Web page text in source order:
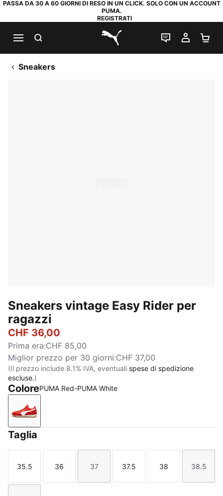
PASSA DA 30 A 60 GIORNI DI RESO IN UN CLICK. SOLO CON UN ACCOUNT
PUMA.
REGISTRATI
PUMA.com
CHAT IL MIO
Sneakers
Sneakers vintage Easy Rider per
ragazzi
CHF 36,00
Prima era:CHF 85,00
Miglior prezzo per 30 giorni:CHF 37,00
(Il prezzo include 8.1% IVA, eventuali spese di spedizione
escluse.)
ColorePUMA Red-PUMA White
PUMA Red-PUMA White
Taglia
Taglia
35.5
Taglia
36
Taglia
37
Taglia
37.5
Taglia
38
Taglia
38.5